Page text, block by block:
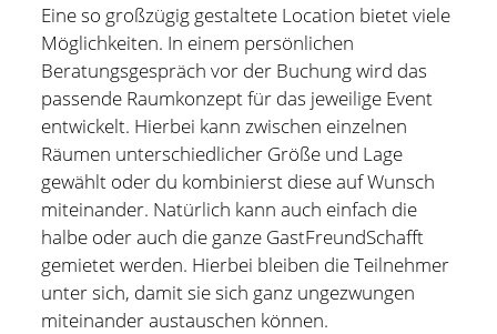
Eine so großzügig gestaltete Location bietet viele
Möglichkeiten. In einem persönlichen
Beratungsgespräch vor der Buchung wird das
passende Raumkonzept für das jeweilige Event
entwickelt. Hierbei kann zwischen einzelnen
Räumen unterschiedlicher Größe und Lage
gewählt oder du kombinierst diese auf Wunsch
miteinander. Natürlich kann auch einfach die
halbe oder auch die ganze GastFreundSchafft
gemietet werden. Hierbei bleiben die Teilnehmer
unter sich, damit sie sich ganz ungezwungen
miteinander austauschen können.